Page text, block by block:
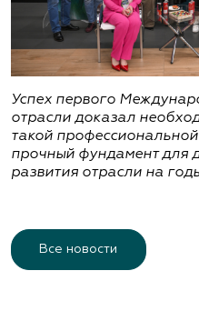
Успех первого
отрасли доказал
такой
прочный фундамент для
развития отрасли на
Все новости